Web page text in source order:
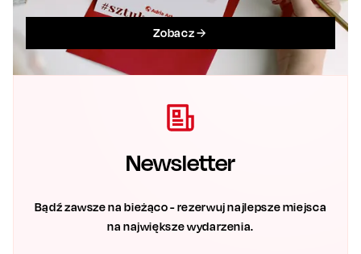
Zobacz
Newsletter
Bądź zawsze na bieżąco - rezerwuj najlepsze miejsca
na największe wydarzenia.